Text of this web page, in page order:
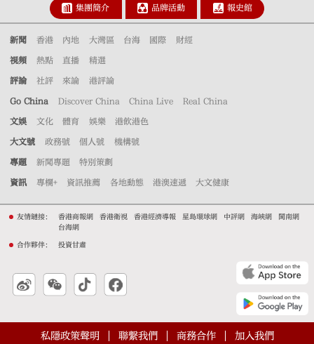
集團簡介 品牌活動 報史館
新聞 香港 內地 大灣區 台海 國際 財經
視頻 熱點 直播 精選
評論 社評 來論 港評論
Go China Discover China China Live Real China
文娛 文化 體育 娛樂 港飲港色
大文號 政務號 個人號 機構號
專題 新聞專題 特別策劃
資訊 專欄+ 資訊推薦 各地動態 港澳速遞 大文健康
友情鏈接： 香港商報網 香港衛視 香港經濟導報 星島環球網 中評網 海峽網
閩南網
台海網
合作夥伴： 投資甘肅
私隱政策聲明 聯繫我們 商務合作 加入我們